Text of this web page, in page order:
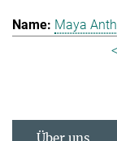
Maya